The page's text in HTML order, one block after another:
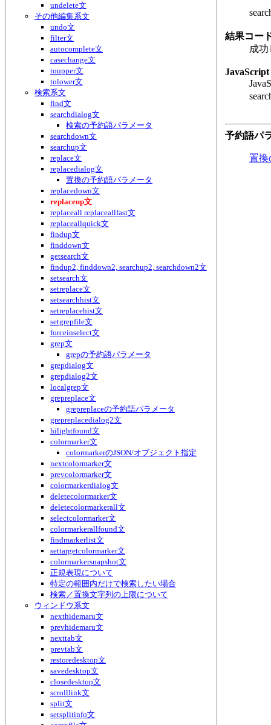
undelete文
その他編集系文
undo文
filter文
autocomplete文
casechange文
toupper文
tolower文
検索系文
find文
searchdialog文
検索の予約語パラメータ
searchdown文
searchup文
replace文
replacedialog文
置換の予約語パラメータ
replacedown文
replaceup文
replaceall replaceallfast文
replaceallquick文
findup文
finddown文
getsearch文
findup2, finddown2, searchup2, searchdown2文
setsearch文
setreplace文
setsearchhist文
setreplacehist文
setgrepfile文
forceinselect文
grep文
grepの予約語パラメータ
grepdialog文
grepdialog2文
localgrep文
grepreplace文
grepreplaceの予約語パラメータ
grepreplacedialog2文
hilightfound文
colormarker文
colormarkerのJSON/オブジェクト指定
nextcolormarker文
prevcolormarker文
colormarkerdialog文
deletecolormarker文
deletecolormarkerall文
selectcolormarker文
colormarkerallfound文
findmarkerlist文
settargetcolormarker文
colormarkersnapshot文
正規表現について
特定の範囲内だけで検索したい場合
検索／置換文字列の上限について
ウィンドウ系文
nexthidemaru文
prevhidemaru文
nexttab文
prevtab文
restoredesktop文
savedesktop文
closedesktop文
scrolllink文
split文
setsplitinfo文
結果コー
成
JavaScript
予約語パ
置換